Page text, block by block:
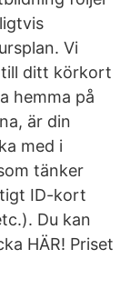
Vi
till ditt körkort
hemma på
är din
med i
tänker
ID-kort
Du kan
HÄR! Priset